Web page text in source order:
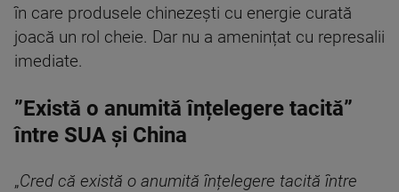
în care produsele chinezești cu energie curată
joacă un rol cheie. Dar nu a amenințat cu represalii
imediate.
”Există o anumită înțelegere tacită”
între SUA și China
„Cred că există o anumită înțelegere tacită între